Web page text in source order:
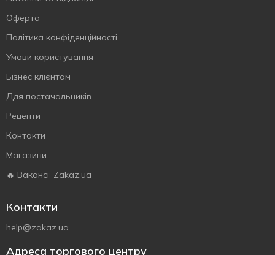
Оферта
Політика конфіденційності
Умови користування
Бізнес клієнтам
Для постачальників
Рецепти
Контакти
Магазини
🔥 Вакансії Zakaz.ua
Контакти
help@zakaz.ua
Адреса торгового центру